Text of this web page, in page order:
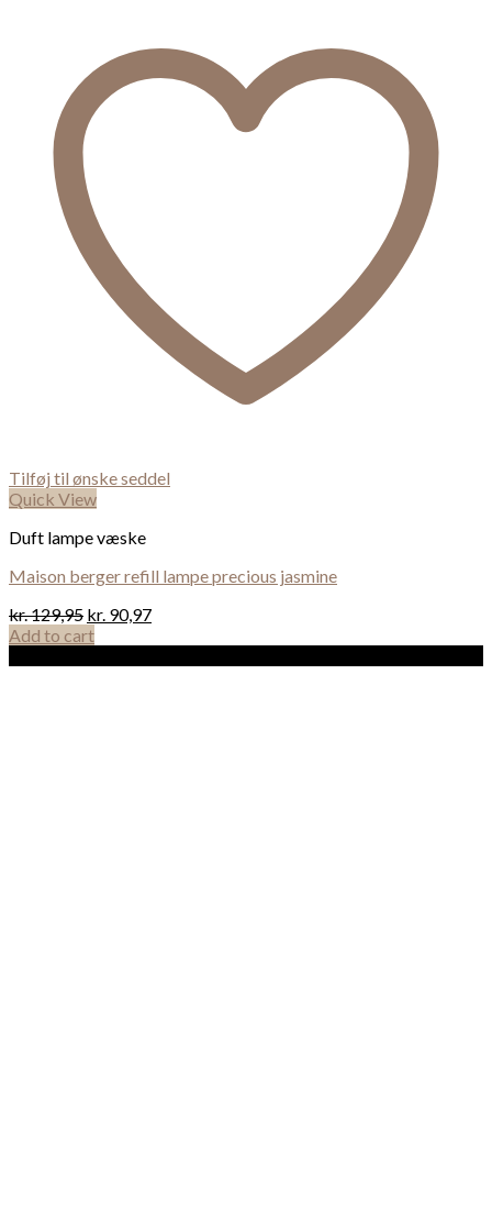
Tilføj til ønske seddel
Quick View
Duft lampe væske
Maison berger refill lampe precious jasmine
kr.129,95 kr. 90,97
Add to cart